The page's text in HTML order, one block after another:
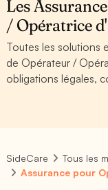
Les
/ Opératrice
Toutes les solutions
de Opérateur /
obligations légales,
SideCare
Tous les
Assurance pour